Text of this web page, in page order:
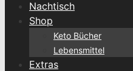
Nachtisch
Shop
Keto Bücher
Lebensmittel
Extras